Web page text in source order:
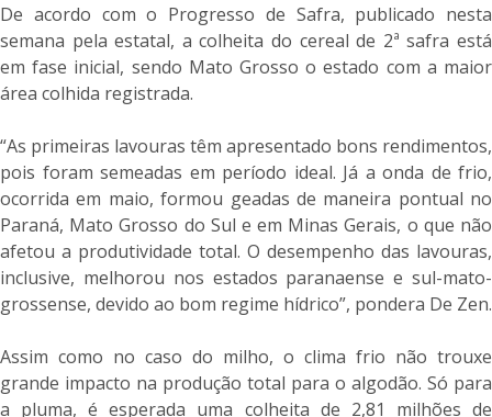
De acordo com o Progresso de Safra, publicado nesta
semana pela estatal, a colheita do cereal de 2ª safra está
em fase inicial, sendo Mato Grosso o estado com a maior
área colhida registrada.
“As primeiras lavouras têm apresentado bons rendimentos,
pois foram semeadas em período ideal. Já a onda de frio,
ocorrida em maio, formou geadas de maneira pontual no
Paraná, Mato Grosso do Sul e em Minas Gerais, o que não
afetou a produtividade total. O desempenho das lavouras,
inclusive, melhorou nos estados paranaense e sul-mato-
grossense, devido ao bom regime hídrico”, pondera De Zen.
Assim como no caso do milho, o clima frio não trouxe
grande impacto na produção total para o algodão. Só para
a pluma, é esperada uma colheita de 2,81 milhões de